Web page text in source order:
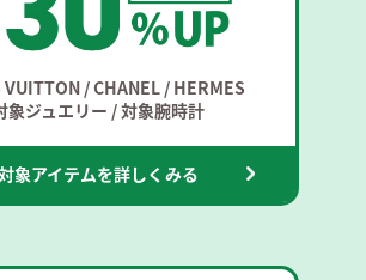
VUITTON / CHANEL / HERMES
象ジュエリー / 対象腕時計
象アイテムを詳しくみる